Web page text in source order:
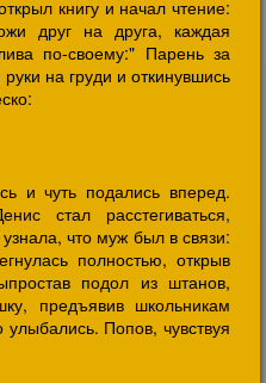
книгу и начал чтение:
друг на друга, каждая
по-своему:" Парень за
на груди и откинувшись
и чуть подались вперед.
стал расстегиваться,
что муж был в связи:
полностью, открыв
подол из штанов,
предъявив школьникам
Попов, чувствуя